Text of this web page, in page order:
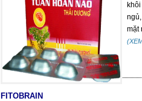
mặt
FITOBRAIN